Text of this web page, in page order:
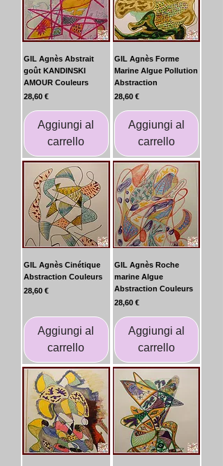
GIL Agnès Abstrait
goût KANDINSKI
AMOUR Couleurs
Prezzo
28,60 €
Aggiungi al
carrello
GIL Agnès Forme
Marine Algue Pollution
Abstraction
Prezzo
28,60 €
Aggiungi al
carrello
GIL Agnès Cinétique
Abstraction Couleurs
Prezzo
28,60 €
Aggiungi al
carrello
GIL Agnès Roche
marine Algue
Abstraction Couleurs
Prezzo
28,60 €
Aggiungi al
carrello